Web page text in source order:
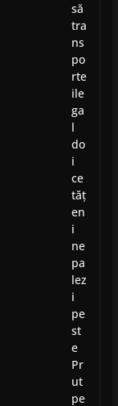
să
tra
ns
po
rte
ile
ga
l
do
i
ce
tăț
en
i
ne
pa
lez
i
pe
st
e
Pr
ut
pe